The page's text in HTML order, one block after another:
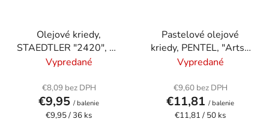
Olejové kriedy,
STAEDTLER "2420", 36
rôznych farieb
Vypredané
€8,09 bez DPH
€9,95 / balenie
Jednotková
€9,95 / 36 ks
Pastelové olejové
kriedy, PENTEL, "Arts",
50 rôznych farieb
Vypredané
€9,60 bez DPH
€11,81 / balenie
Jednotková
€11,81 / 50 ks